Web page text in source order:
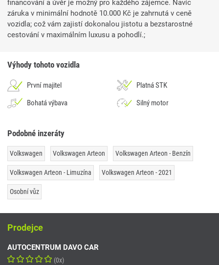
financování a úvěr je možný pro každého zájemce. Navíc
záruka v minimální hodnotě 10.000 Kč je zahrnutá v ceně
vozidla; což vám zajistí dokonalou jistotu a bezstarostné
cestování v maximálním luxusu a pohodlí.;
Výhody tohoto vozidla
První majitel
Platná STK
Bohatá výbava
Silný motor
Podobné inzeráty
Volkswagen Volkswagen Arteon Volkswagen Arteon - Benzín
Volkswagen Arteon - Limuzína Volkswagen Arteon - 2021
Osobní vůz
Prodejce
AUTOCENTRUM DAVO CAR
(0x)